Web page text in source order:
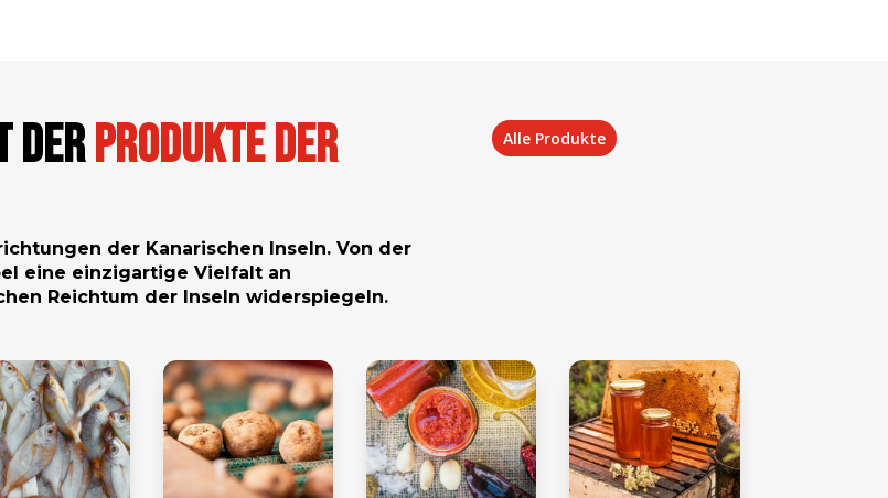
derProdukte der
der Kanarischen Inseln. Von der
eine einzigartige Vielfalt an
Reichtum der Inseln widerspiegeln.
Alle Produkte